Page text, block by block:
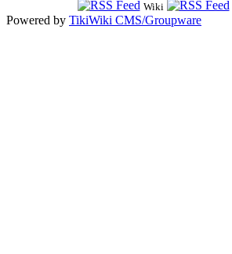
Wiki
Powered by TikiWiki CMS/Groupware